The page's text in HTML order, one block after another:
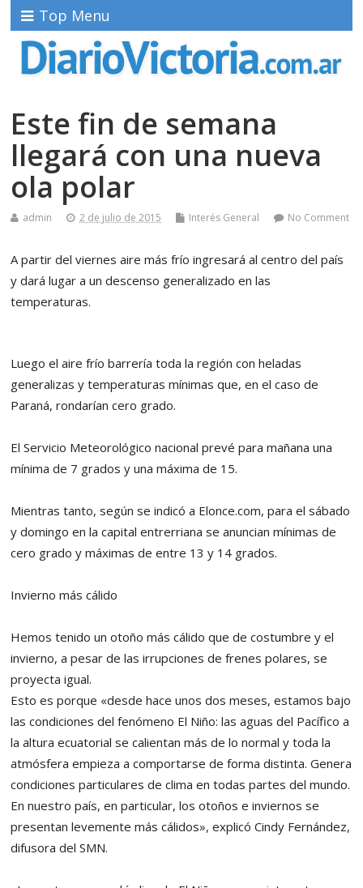
Top Menu
Este fin de semana
llegará con una nueva
ola polar
admin 2 de julio de 2015 Interés General No Comment
A partir del viernes aire más frío ingresará al centro del país
y dará lugar a un descenso generalizado en las
temperaturas.
Luego el aire frío barrería toda la región con heladas
generalizas y temperaturas mínimas que, en el caso de
Paraná, rondarían cero grado.
El Servicio Meteorológico nacional prevé para mañana una
mínima de 7 grados y una máxima de 15.
Mientras tanto, según se indicó a Elonce.com, para el sábado
y domingo en la capital entrerriana se anuncian mínimas de
cero grado y máximas de entre 13 y 14 grados.
Invierno más cálido
Hemos tenido un otoño más cálido que de costumbre y el
invierno, a pesar de las irrupciones de frenes polares, se
proyecta igual.
Esto es porque «desde hace unos dos meses, estamos bajo
las condiciones del fenómeno El Niño: las aguas del Pacífico a
la altura ecuatorial se calientan más de lo normal y toda la
atmósfera empieza a comportarse de forma distinta. Genera
condiciones particulares de clima en todas partes del mundo.
En nuestro país, en particular, los otoños e inviernos se
presentan levemente más cálidos», explicó Cindy Fernández,
difusora del SMN.